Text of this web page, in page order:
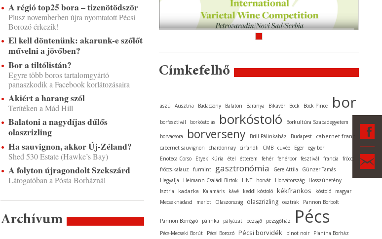
A régió top25 bora – tizenötödször
Plusz novemberben újra nyomtatott Pécsi
Borozó érkezik!
El kell döntenünk: akarunk-e szőlőt
művelni a jövőben?
Bor a tiltólistán?
Egyre több boros tartalomgyártó
panaszkodik a Facebook korlátozásaira
Akiért a harang szól
Terítéken a Mád Hill
Balatoni a nagydíjas dűlős
olaszrizling
Ha sauvignon, akkor Új-Zéland?
Shed 530 Estate (Hawke’s Bay)
A folyton újragondolt Szekszárd
Látogatóban a Pósta Borháznál
Archívum
Címkefelhő
aszú Ausztria Badacsony Balaton Baranya Bikavér Bock Bock Pince bor
borfesztivál borkóstolás borkóstoló Borkultúra Szabadegyetem
borvacsora borverseny Brill Pálinkaház Budapest cabernet franc
cabernet sauvignon chardonnay cirfandli CMB cuvée Eger egy bor
Enoteca Corso
Etyeki Kúria étel étterem fehér fehérbor fesztivál francia
fröccs
fröccs-kalauz
furmint gasztronómia Gere Attila
Günzer Tamás
Hegyalja
Heimann Családi Birtok HNT horvát Horvátország
Hosszúhetény
Isztria
kadarka Kalamáris kávé keddi kóstoló kékfrankos kóstoló
magyar
Mecseknádasd
merlot Olaszország olaszrizling osztrák Pannon Borbolt
Pannon Borrégió pálinka pályázat pezsgő pezsgőház Pécs
Pécs-Mecseki Borút Pécsi Borozó Pécsi borvidék pinot noir
Planina Borház